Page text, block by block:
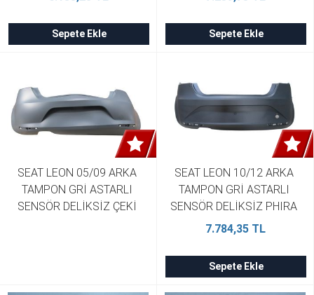
Sepete Ekle Sepete Ekle
SEAT LEON 05/09 ARKA
TAMPON GRİ ASTARLI
SENSÖR DELİKSİZ ÇEKİ
SEAT LEON 10/12 ARKA
TAMPON GRİ ASTARLI
SENSÖR DELİKSİZ PHIRA
1P0807421DGRU
7.784,35 TL
Sepete Ekle